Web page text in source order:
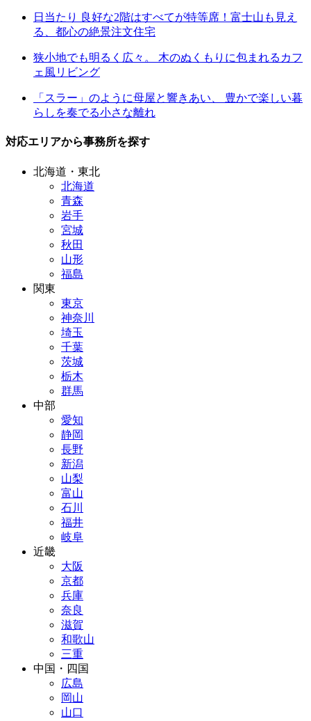
日当たり 良好な2階はすべてが特等席！富士山も見え
る、都心の絶景注文住宅
狭小地でも明るく広々。 木のぬくもりに包まれるカフ
ェ風リビング
「スラー」のように母屋と響きあい、 豊かで楽しい暮
らしを奏でる小さな離れ
対応エリアから事務所を探す
北海道・東北
北海道
青森
岩手
宮城
秋田
山形
福島
関東
東京
神奈川
埼玉
千葉
茨城
栃木
群馬
中部
愛知
静岡
長野
新潟
山梨
富山
石川
福井
岐阜
近畿
大阪
京都
兵庫
奈良
滋賀
和歌山
三重
中国・四国
広島
岡山
山口